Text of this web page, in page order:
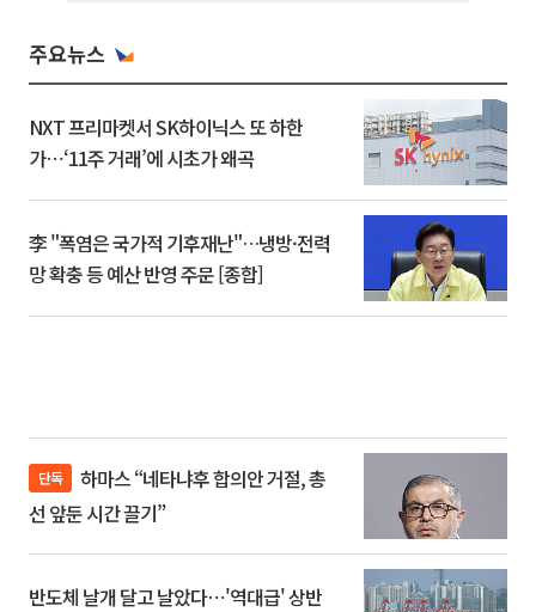
주요뉴스
NXT 프리마켓서 SK하이닉스 또 하한
가⋯‘11주 거래’에 시초가 왜곡
李 "폭염은 국가적 기후재난"…냉방·전력
망 확충 등 예산 반영 주문 [종합]
단독
선 앞둔 시간 끌기”
반도체 날개 달고 날았다⋯'역대급' 상반